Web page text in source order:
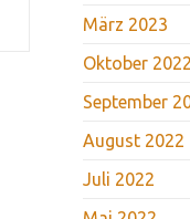
März 2023
Oktober 2022
September
August 2022
Juli 2022